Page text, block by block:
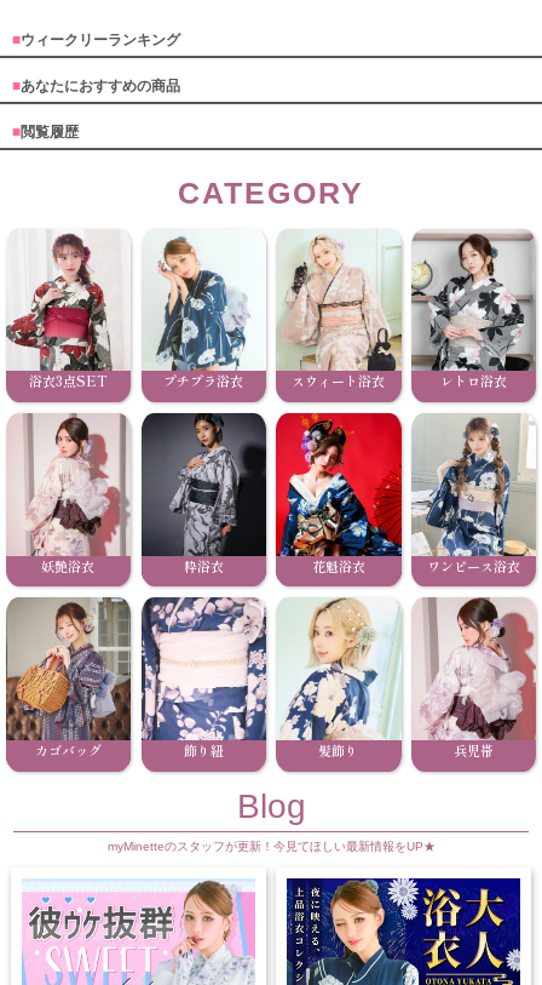
■ウィークリーランキング
■あなたにおすすめの商品
■閲覧履歴
CATEGORY
浴衣3点SET プチプラ浴衣 スウィート浴衣 レトロ浴衣
妖艶浴衣 粋浴衣 花魁浴衣 ワンピース浴衣
カゴバッグ 飾り紐 髪飾り 兵児帯
Blog
myMinetteのスタッフが更新！今見てほしい最新情報をUP★